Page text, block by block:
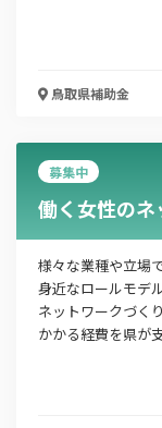
海外展開専門
お名前
会社名
鳥取県補助金
募集中
働く女性の
様々な業種や立場
身近なロールモデ
ネットワークづく
かかる経費を県が